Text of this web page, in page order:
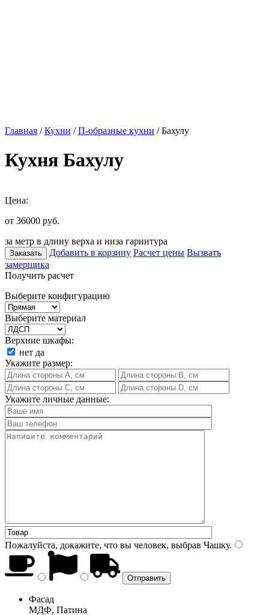
Главная /Кухни /П-образные кухни / Бахулу
Кухня Бахулу
Цена:
от 36000 руб.
за метр в длину верха и низа гарнитура
Заказать Добавить в корзину Расчет цены Вызвать
замерщика
Получить расчет
Выберите конфигурацию
Выберите материал
Верхние шкафы:
нет да
Укажите размер:
Укажите личные данные:
Пожалуйста, докажите, что вы человек, выбрав Чашку.
Фасад
МДФ, Патина